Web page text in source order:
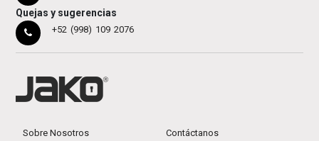
Quejas y sugerencias
+52 (998) 109 2076
Sobre Nosotros Contáctanos